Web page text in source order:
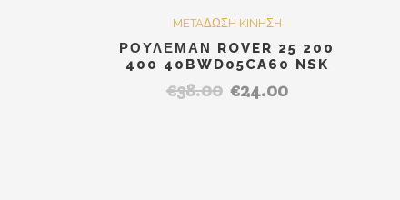
€92.00.
METAΔΩΣH KINHΣH
ΡΟΥΛΕΜΑΝ ROVER 25 200
400 40BWD05CA60 NSK
€38.00 Original
€24.00Η